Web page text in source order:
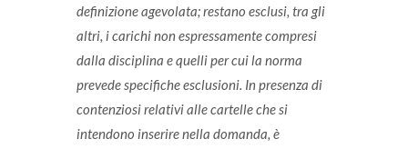
definizione agevolata; restano esclusi, tra gli
altri, i carichi non espressamente compresi
dalla disciplina e quelli per cui la norma
prevede specifiche esclusioni. In presenza di
contenziosi relativi alle cartelle che si
intendono inserire nella domanda, è